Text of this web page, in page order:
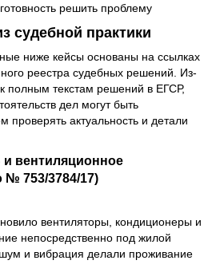
решить проблему
судебной практики
ниже кейсы основаны на ссылках
реестра судебных решений. Из-
полным текстам решений в ЕГСР,
дел могут быть
актуальность и детали
вентиляционное
№ 753/3784/17)
вентиляторы, кондиционеры и
непосредственно под жилой
и вибрация делали проживание